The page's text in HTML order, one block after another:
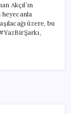
Akçıl’ın
heyecanla
üzere, bu